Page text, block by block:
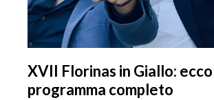
XVII Florinas in Giallo:
programma completo